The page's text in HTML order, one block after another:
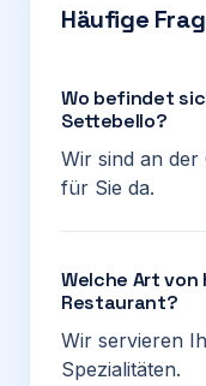
Häufige
Wo befindet
Settebello?
Wir sind an
für Sie da.
Welche Art
Restaurant?
Wir servieren
Spezialitäten.